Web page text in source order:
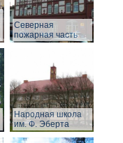
Северная
пожарная часть
Народная школа
им. Ф. Эберта